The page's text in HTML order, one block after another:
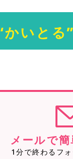
かいとる”
メールで
1分で終わるフ